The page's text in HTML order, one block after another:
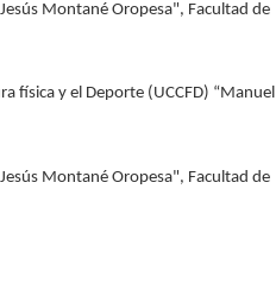
Montané Oropesa", Facultad de
física y el Deporte (UCCFD) “Manuel
Montané Oropesa", Facultad de